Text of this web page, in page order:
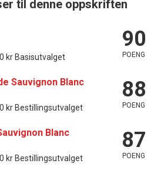
til denne oppskriften
kr Basisutvalget
90
POENG
Sauvignon Blanc
kr Bestillingsutvalget
88
POENG
Blanc
kr Bestillingsutvalget
87
POENG